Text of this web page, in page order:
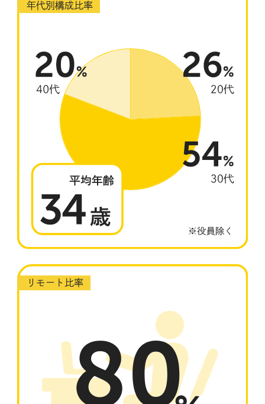
年代別構成比率
リモート比率